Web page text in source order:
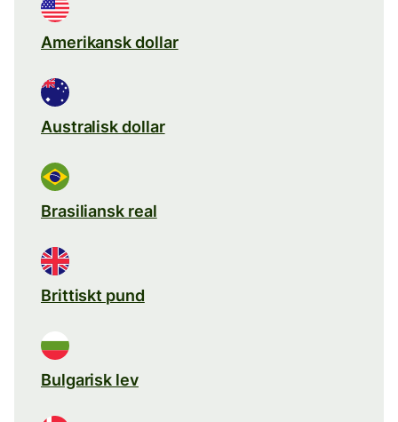
Amerikansk dollar
Australisk dollar
Brasiliansk real
Brittiskt pund
Bulgarisk lev